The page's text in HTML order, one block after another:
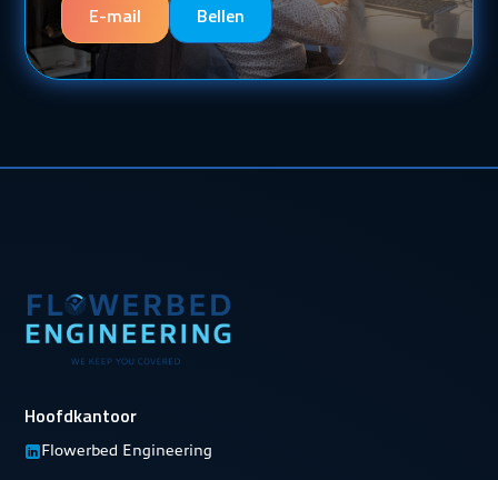
E-mail Bellen
Hoofdkantoor
Flowerbed Engineering